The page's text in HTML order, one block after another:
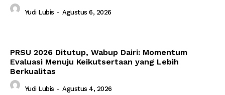
Yudi Lubis - Agustus 6, 2026
PRSU 2026 Ditutup, Wabup Dairi: Momentum
Evaluasi Menuju Keikutsertaan yang Lebih
Berkualitas
Yudi Lubis - Agustus 4, 2026